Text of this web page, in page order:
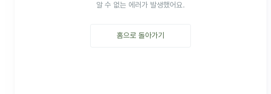
알 수 없는 에러가 발생했어요.
홈으로 돌아가기